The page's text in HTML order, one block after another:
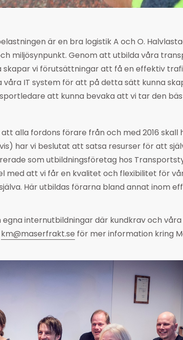
är en bra logistik A och O.
miljösynpunkt. Genom att utbilda våra
skapar vi förutsättningar att få en effektiv
IT system för att på detta sätt kunna
att kunna bevaka att vi tar den
alla fordons förare från och med 2016 skall
har vi beslutat att satsa resurser för att
som utbildningsföretag hos
med att vi får en kvalitet och flexibilitet för
Här utbildas förarna bland annat inom
internutbildningar där kundkrav och
km@maserfrakt.se för mer information kring